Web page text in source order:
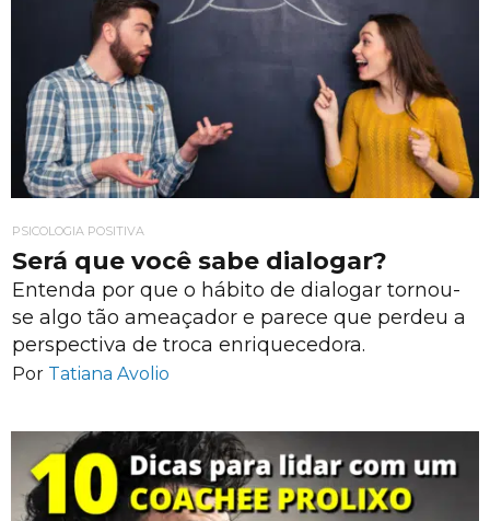
PSICOLOGIA POSITIVA
Será que você sabe dialogar?
Entenda por que o hábito de dialogar tornou-
se algo tão ameaçador e parece que perdeu a
perspectiva de troca enriquecedora.
Por Tatiana Avolio